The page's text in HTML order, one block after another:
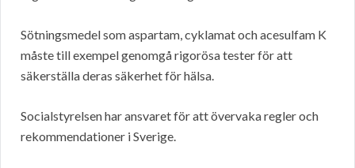
Sötningsmedel som aspartam, cyklamat och acesulfam K
måste till exempel genomgå rigorösa tester för att
säkerställa deras säkerhet för hälsa.
Socialstyrelsen har ansvaret för att övervaka regler och
rekommendationer i Sverige.